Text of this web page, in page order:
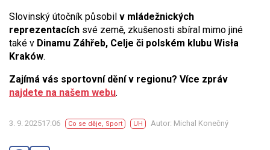
Slovinský útočník působil v mládežnických
reprezentacích své země, zkušenosti sbíral mimo jiné
také v Dinamu Záhřeb, Celje či polském klubu Wisła
Kraków.
Zajímá vás sportovní dění v regionu? Více zpráv
najdete na našem webu.
3. 9. 202517:06 Co se děje, Sport UH Autor: Michal Konečný